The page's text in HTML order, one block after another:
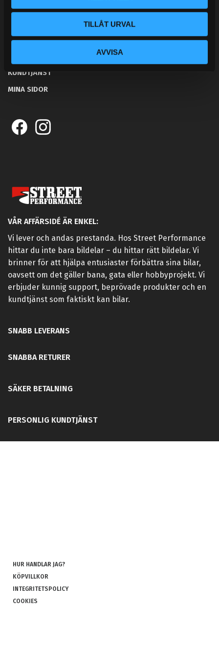
TILLÅT URVAL
AVVISA
KUNSKAPSCENTER
KUNDTJÄNST
MINA SIDOR
VÅR AFFÄRSIDÉ ÄR ENKEL:
Vi lever och andas prestanda. Hos Street Performance
hittar du inte bara bildelar – du hittar rätt bildelar. Vi
brinner för att hjälpa entusiaster förbättra sina bilar,
oavsett om det gäller bana, gata eller hobbyprojekt. Vi
erbjuder kunnig support, beprövade produkter och en
kundtjänst som faktiskt kan bilar.
SNABB LEVERANS
SNABBA RETURER
SÄKER BETALNING
PERSONLIG KUNDTJÄNST
HUR HANDLAR JAG?
KÖPVILLKOR
INTEGRITETSPOLICY
COOKIES